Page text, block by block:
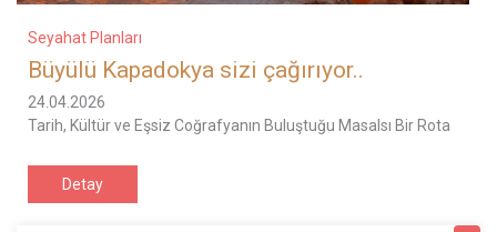
Seyahat Planları
Büyülü Kapadokya sizi çağırıyor..
24.04.2026
Tarih, Kültür ve Eşsiz Coğrafyanın Buluştuğu Masalsı Bir Rota
Detay